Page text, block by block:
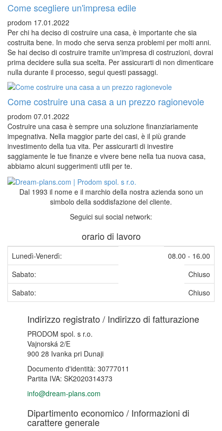
Come scegliere un'impresa edile
prodom 17.01.2022
Per chi ha deciso di costruire una casa, è importante che sia
costruita bene. In modo che serva senza problemi per molti anni.
Se hai deciso di costruire tramite un'impresa di costruzioni, dovrai
prima decidere sulla sua scelta. Per assicurarti di non dimenticare
nulla durante il processo, segui questi passaggi.
Come costruire una casa a un prezzo ragionevole
prodom 07.01.2022
Costruire una casa è sempre una soluzione finanziariamente
impegnativa. Nella maggior parte dei casi, è il più grande
investimento della tua vita. Per assicurarti di investire
saggiamente le tue finanze e vivere bene nella tua nuova casa,
abbiamo alcuni suggerimenti utili per te.
Dal 1993 il nome e il marchio della nostra azienda sono un
simbolo della soddisfazione del cliente.
Seguici sui social network:
orario di lavoro
Lunedì-Venerdì:
08.00 - 16.00
Sabato:
Chiuso
Sabato:
Chiuso
Indirizzo registrato / Indirizzo di fatturazione
PRODOM spol. s r.o.
Vajnorská 2/E
900 28 Ivanka pri Dunaji
Documento d'identità: 30777011
Partita IVA: SK2020314373
info@dream-plans.com
Dipartimento economico / Informazioni di
carattere generale